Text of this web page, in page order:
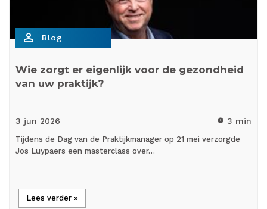
person_outline Blog
Wie zorgt er eigenlijk voor de gezondheid
van uw praktijk?
3 jun 2026 timer 3 min
Tijdens de Dag van de Praktijkmanager op 21 mei verzorgde
Jos Luypaers een masterclass over…
Lees verder »